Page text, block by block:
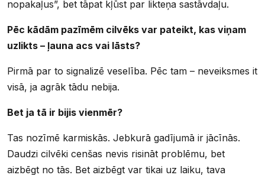
nopakaļus”, bet tāpat kļūst par likteņa sastāvdaļu.
Pēc kādām pazīmēm cilvēks var pateikt, kas viņam
uzlikts – ļauna acs vai lāsts?
Pirmā par to signalizē veselība. Pēc tam – neveiksmes it
visā, ja agrāk tādu nebija.
Bet ja tā ir bijis vienmēr?
Tas nozīmē karmiskās. Jebkurā gadījumā ir jācīnās.
Daudzi cilvēki cenšas nevis risināt problēmu, bet
aizbēgt no tās. Bet aizbēgt var tikai uz laiku, tava